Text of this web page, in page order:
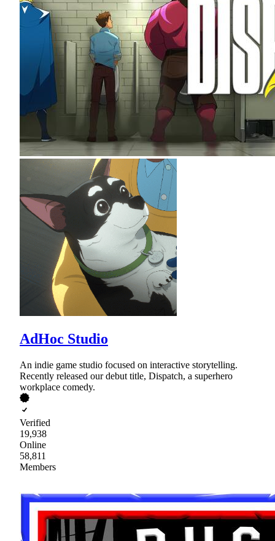
AdHoc Studio
An indie game studio focused on interactive storytelling.
Recently released our debut title, Dispatch, a superhero
workplace comedy.
Verified
19,938
Online
58,811
Members